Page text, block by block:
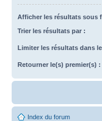
Afficher les résultats sous
Trier les résultats par :
Limiter les résultats dans
Retourner le(s) premier(s) :
Index du forum